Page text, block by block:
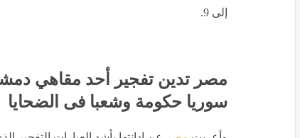
إلى 9.
مصر تدين تفجير أحد مقاهي
سوريا حكومة وشعبا فى الضحايا